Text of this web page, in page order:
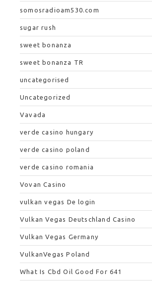
somosradioam530.com
sugar rush
sweet bonanza
sweet bonanza TR
uncategorised
Uncategorized
Vavada
verde casino hungary
verde casino poland
verde casino romania
Vovan Casino
vulkan vegas De login
Vulkan Vegas Deutschland Casino
Vulkan Vegas Germany
VulkanVegas Poland
What Is Cbd Oil Good For 641